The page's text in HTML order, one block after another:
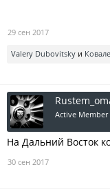
29 сен 2017
Valery Dubovitsky и
Active Member
На Дальний Восток
30 сен 2017